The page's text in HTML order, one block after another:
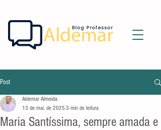
Post
Maria Santíssima, sempre amada e
Aldemar Almeida
13 de mai. de 2025 3 min de leitura